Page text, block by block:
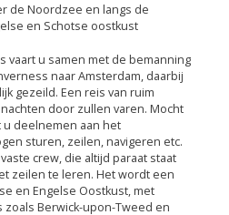
de Noordzee en langs de
en Schotse oostkust
vaart u samen met de bemanning
naar Amsterdam, daarbij
gezeild. Een reis van ruim
door zullen varen. Mocht
deelnemen aan het
sturen, zeilen, navigeren etc.
crew, die altijd paraat staat
zeilen te leren. Het wordt een
en Engelse Oostkust, met
Berwick-upon-Tweed en